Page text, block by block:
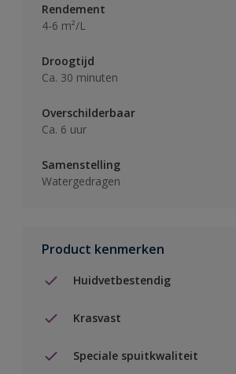
Rendement
4-6 m²/L
Droogtijd
Ca. 30 minuten
Overschilderbaar
Ca. 6 uur
Samenstelling
Watergedragen
Product kenmerken
Huidvetbestendig
Krasvast
Speciale spuitkwaliteit